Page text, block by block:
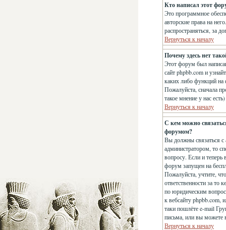
Кто написал этот
Это программное
авторские права на
распространяться, за
Вернуться к началу
Почему здесь нет
Этот форум был
сайт phpbb.com и
каких либо функций
Пожалуйста, сначала
такое мнение у нас
Вернуться к началу
С кем можно
форумом?
Вы должны связаться с
администратором, то
вопросу. Если и теперь
форум запущен на
Пожалуйста, учтите,
ответственности за
по юридическим
к вебсайту phpbb.com,
таки пошлёте e-mail
письма, или вы можете
Вернуться к началу